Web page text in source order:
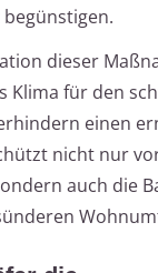
dieser
Klima für den
einen
nicht nur
auch die